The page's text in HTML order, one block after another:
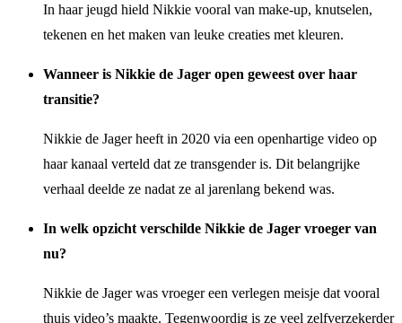
In haar jeugd hield Nikkie vooral van make-up, knutselen,
tekenen en het maken van leuke creaties met kleuren.
Wanneer is Nikkie de Jager open geweest over haar
transitie?
Nikkie de Jager heeft in 2020 via een openhartige video op
haar kanaal verteld dat ze transgender is. Dit belangrijke
verhaal deelde ze nadat ze al jarenlang bekend was.
In welk opzicht verschilde Nikkie de Jager vroeger van
nu?
Nikkie de Jager was vroeger een verlegen meisje dat vooral
thuis video’s maakte. Tegenwoordig is ze veel zelfverzekerder